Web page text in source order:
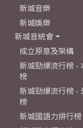
新城音樂
新城娛樂
新城音統會
成立原意及架構
新城勁爆流行榜 -
榜
新城勁爆流行榜 -
榜
新城國語力排行榜